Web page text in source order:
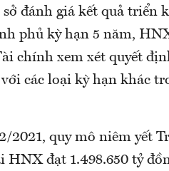
đánh giá kết quả triển
phủ kỳ hạn 5 năm,
chính xem xét quyết
các loại kỳ hạn khác
2021, quy mô niêm yết
đạt 1.498.650 tỷ